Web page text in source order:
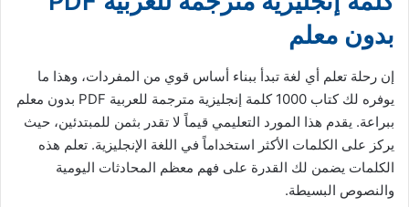
بدون معلم
إن رحلة تعلم أي لغة تبدأ ببناء أساس قوي من المفردات، وهذا ما
يوفره لك كتاب 1000 كلمة إنجليزية مترجمة للعربية PDF بدون معلم
ببراعة. يقدم هذا المورد التعليمي قيماً لا تقدر بثمن للمبتدئين، حيث
يركز على الكلمات الأكثر استخداماً في اللغة الإنجليزية. تعلم هذه
الكلمات يضمن لك القدرة على فهم معظم المحادثات اليومية
والنصوص البسيطة.